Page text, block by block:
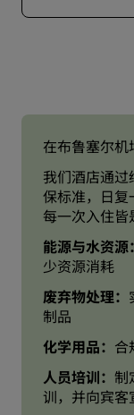
在布鲁塞尔
我们酒店通
保标准，日复
每一次入住皆
能源与水资源：
少资源消耗
废弃物处理：
制品
化学用品： 合
人员培训： 制
训，并向宾